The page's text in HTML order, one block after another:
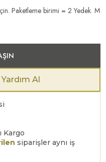
Paketleme birimi = 2 Yedek. M
Al
Kargo
siparişler aynı iş